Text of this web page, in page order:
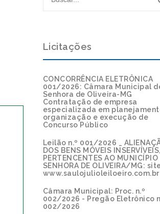
Licitações
CONCORRÊNCIA ELETRÔNICA
001/2026: Câmara Municipal
Senhora de Oliveira-MG
Contratação de empresa
especializada em
organização e execução de
Concurso Público
Leilão n.º 001/2026 _
DOS BENS MÓVEIS INSERVÍVEIS,
PERTENCENTES AO MUNICÍPIO
SENHORA DE OLIVEIRA/MG:
www.saulojulioleiloeiro.com.br
Câmara Municipal: Proc. n.º
002/2026 - Pregão Eletrônico
002/2026